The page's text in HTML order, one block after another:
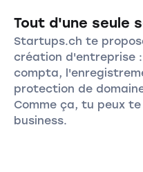
Tout d'une seule
Startups.ch te
création d'entreprise
compta,
protection de
Comme ça, tu peux
business.